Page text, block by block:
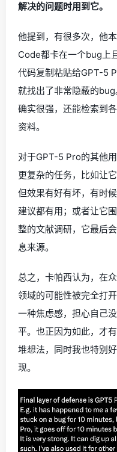
解决的问题时用到它。
他提到，有很多次，他
Code都卡在一个bug上
代码复制粘贴给GPT-5
就找出了非常隐蔽的
确实很强，还能检索到
资料。
对于GPT-5 Pro的其他
更复杂的任务，比如让
但效果有好有坏，有时
建议都有用；或者让它
整的文献调研，它最后
息来源。
总之，卡帕西认为，在
领域的可能性被完全打
一种焦虑感，担心自己
平。也正因为如此，才
堆想法，同时我也特别
现。